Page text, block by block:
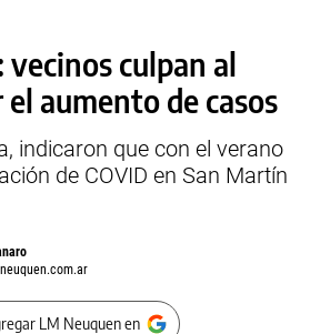
culpan al
aumento de casos
indicaron que con el verano
de COVID en San Martín
LM Neuquen en